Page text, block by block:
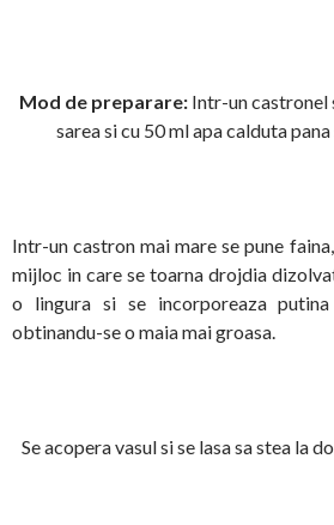
Mod de preparare: Intr-un castronel
sarea si cu 50 ml apa calduta
Intr-un castron mai mare se pune
mijloc in care se toarna drojdia
o lingura si se incorporeaza
obtinandu-se o maia mai groasa.
Se acopera vasul si se lasa sa stea la